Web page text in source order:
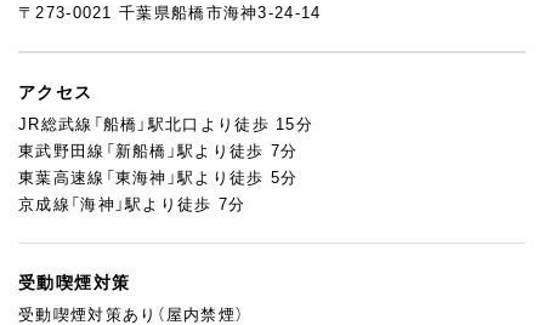
〒273-0021 千葉県船橋市海神3-24-14
アクセス
JR総武線「船橋」駅北口より徒歩 15分
東武野田線「新船橋」駅より徒歩 7分
東葉高速線「東海神」駅より徒歩 5分
京成線「海神」駅より徒歩 7分
受動喫煙対策
受動喫煙対策あり（屋内禁煙）